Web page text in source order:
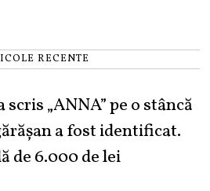
RECENTE
scris „ANNA” pe o stâncă
a fost identificat.
de 6.000 de lei